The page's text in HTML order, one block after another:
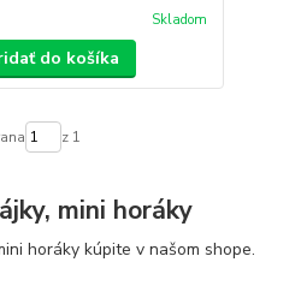
Skladom
do košíka
z 1
mini horáky
horáky kúpite v našom shope.